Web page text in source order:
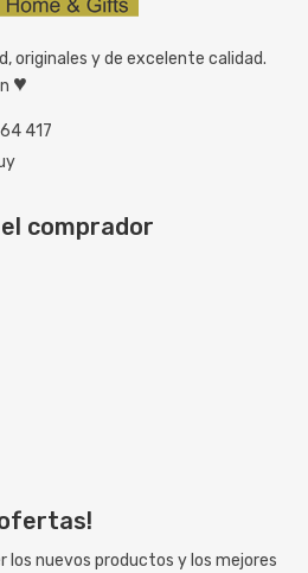
originales y de excelente calidad.
♥
417
comprador
los nuevos productos y los mejores